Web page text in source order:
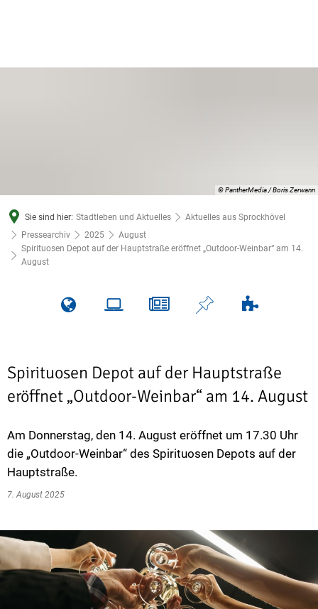
© PantherMedia / Boris Zerwann
Sie sind hier: Stadtleben und Aktuelles
Aktuelles aus Sprockhövel
Pressearchiv
2025
August
Spirituosen Depot auf der Hauptstraße eröffnet „Outdoor-Weinbar“ am 14.
August
Spirituosen Depot auf der Hauptstraße
eröffnet „Outdoor-Weinbar“ am 14. August
Am Donnerstag, den 14. August eröffnet um 17.30 Uhr
die „Outdoor-Weinbar“ des Spirituosen Depots auf der
Hauptstraße.
7. August 2025